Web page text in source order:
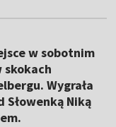
w sobotnim
skokach
Wygrała
Słowenką Niką